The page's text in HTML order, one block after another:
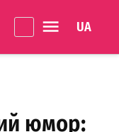
юмор: